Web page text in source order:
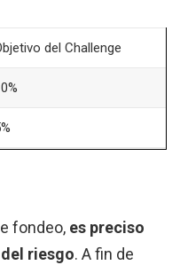
del Challenge
fondeo, es preciso
riesgo. A fin de